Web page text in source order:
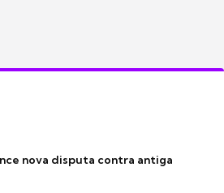
nova disputa contra antiga